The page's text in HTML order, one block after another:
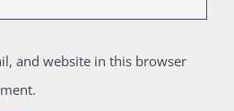
and website in this browser